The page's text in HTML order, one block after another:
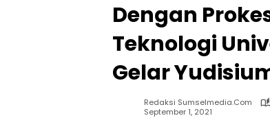
Dengan
Teknologi
Gelar
Redaksi Sumselmedia.com
September 1, 2021